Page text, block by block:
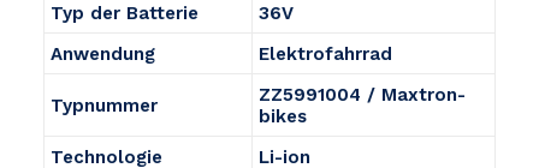
Typ der Batterie
36V
Anwendung
Elektrofahrrad
Typnummer
ZZ5991004 / Maxtron-
bikes
Technologie
Li-ion